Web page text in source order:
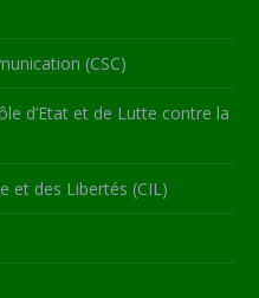
(CSC)
d’Etat et de Lutte contre la
et des Libertés (CIL)